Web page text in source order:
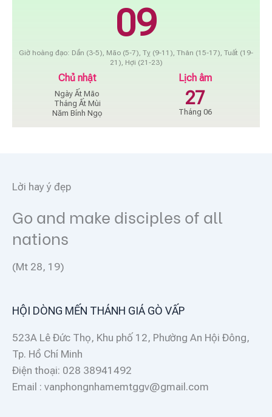
09
Giờ hoàng đạo: Dần (3-5), Mão (5-7), Tỵ (9-11), Thân (15-17), Tuất (19-
21), Hợi (21-23)
Chủ nhật
Ngày Ất Mão
Tháng Ất Mùi
Năm Bính Ngọ
Lịch âm
27
Tháng 06
Lời hay ý đẹp
Go and make disciples of all
nations
(Mt 28, 19)
HỘI DÒNG MẾN THÁNH GIÁ GÒ VẤP
523A Lê Đức Thọ, Khu phố 12, Phường An Hội Đông,
Tp. Hồ Chí Minh
Điện thoại: 028 38941492
Email : vanphongnhamemtggv@gmail.com